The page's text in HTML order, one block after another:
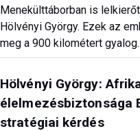
Menekülttáborban is
Hölvényi György. Ezek az
meg a 900 kilométert gyalog.
Hölvényi György:
élelmezésbiztonsága
stratégiai kérdés